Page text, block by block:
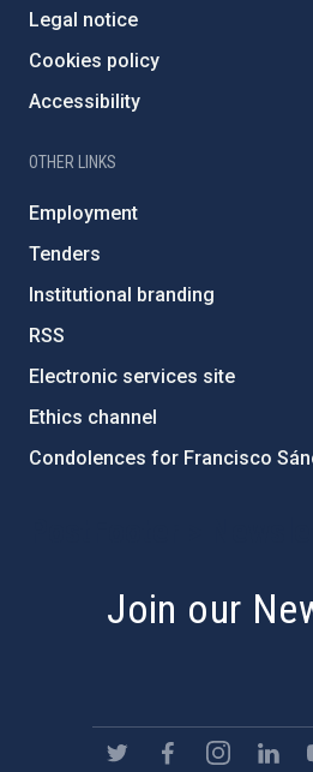
Legal notice
Cookies policy
Accessibility
OTHER LINKS
Employment
Tenders
Institutional branding
RSS
Electronic services site
Ethics channel
Condolences for Francisco
Join our